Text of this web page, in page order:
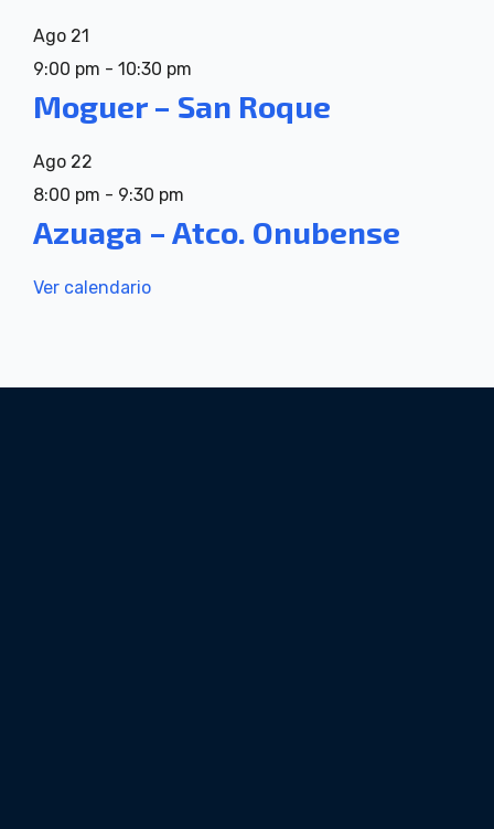
Ago 21
9:00 pm - 10:30 pm
Moguer – San Roque
Ago 22
8:00 pm - 9:30 pm
Azuaga – Atco. Onubense
Ver calendario